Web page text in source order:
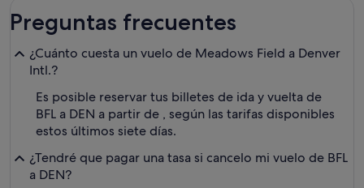
Preguntas frecuentes
¿Cuánto cuesta un vuelo de Meadows Field a Denver
Intl.?
Es posible reservar tus billetes de ida y vuelta de
BFL a DEN a partir de , según las tarifas disponibles
estos últimos siete días.
¿Tendré que pagar una tasa si cancelo mi vuelo de BFL
a DEN?